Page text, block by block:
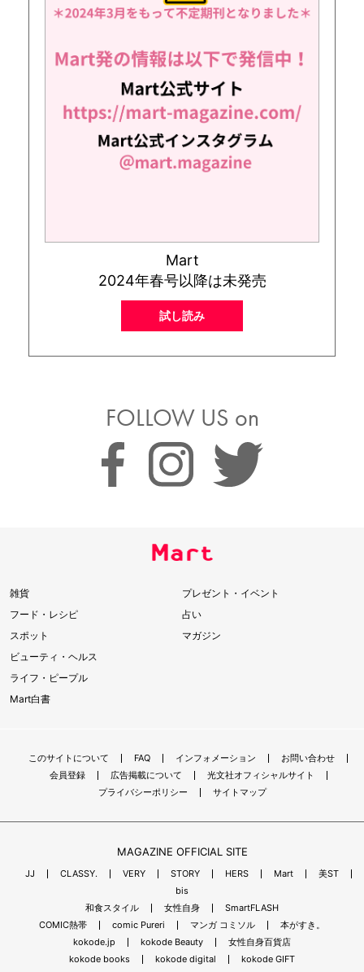
Mart
2024年春号以降は未発売
試し読み
FOLLOW US on
雑貨
フード・レシピ
スポット
ビューティ・ヘルス
ライフ・ピープル
Mart白書
プレゼント・イベント
占い
マガジン
このサイトについて FAQ インフォメーション
お問い合わせ
会員登録
広告掲載について
光文社オフィシャルサイト
プライバシーポリシー
サイトマップ
MAGAZINE OFFICIAL SITE
JJ CLASSY. VERY STORY HERS Mart
美ST
bis
和食スタイル
女性自身
SmartFLASH
COMIC熱帯
comic Pureri マンガ コミソル
本がすき。
kokode.jp
kokode Beauty
女性自身百貨店
kokode books
kokode digital kokode GIFT